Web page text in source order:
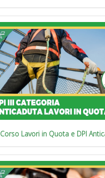
Corso Lavori in Quota e DPI